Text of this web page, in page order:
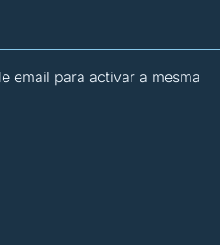
email para activar a mesma